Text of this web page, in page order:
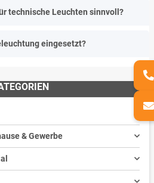
technische Leuchten sinnvoll?
eingesetzt?
& Gewerbe